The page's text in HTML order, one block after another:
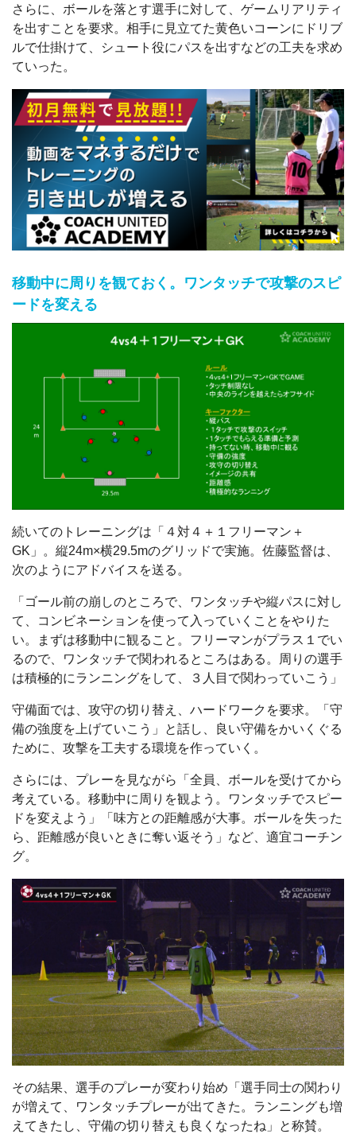
さらに、ボールを落とす選手に対して、ゲームリアリティ
を出すことを要求。相手に見立てた黄色いコーンにドリブ
ルで仕掛けて、シュート役にパスを出すなどの工夫を求め
ていった。
移動中に周りを観ておく。ワンタッチで攻撃のスピ
ードを変える
続いてのトレーニングは「４対４＋１フリーマン＋
GK」。縦24m×横29.5mのグリッドで実施。佐藤監督は、
次のようにアドバイスを送る。
「ゴール前の崩しのところで、ワンタッチや縦パスに対し
て、コンビネーションを使って入っていくことをやりた
い。まずは移動中に観ること。フリーマンがプラス１でい
るので、ワンタッチで関われるところはある。周りの選手
は積極的にランニングをして、３人目で関わっていこう」
守備面では、攻守の切り替え、ハードワークを要求。「守
備の強度を上げていこう」と話し、良い守備をかいくぐる
ために、攻撃を工夫する環境を作っていく。
さらには、プレーを見ながら「全員、ボールを受けてから
考えている。移動中に周りを観よう。ワンタッチでスピー
ドを変えよう」「味方との距離感が大事。ボールを失った
ら、距離感が良いときに奪い返そう」など、適宜コーチン
グ。
その結果、選手のプレーが変わり始め「選手同士の関わり
が増えて、ワンタッチプレーが出てきた。ランニングも増
えてきたし、守備の切り替えも良くなったね」と称賛。